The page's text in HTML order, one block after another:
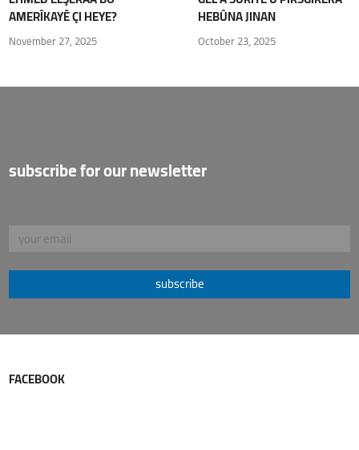
AMERÎKAYÊ ÇI HEYE?
November 27, 2025
HEBÛNA JINAN
October 23, 2025
subscribe for our newsletter
subscribe
FACEBOOK